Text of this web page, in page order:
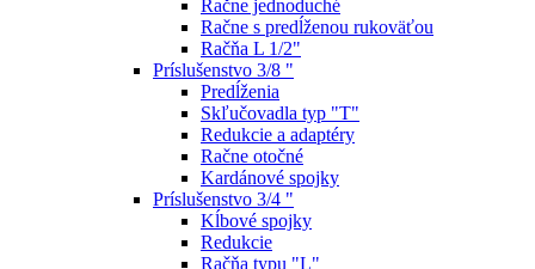
Račne jednoduché
Račne s predĺženou rukoväťou
Račňa L 1/2"
Príslušenstvo 3/8 "
Predĺženia
Skľučovadla typ "T"
Redukcie a adaptéry
Račne otočné
Kardánové spojky
Príslušenstvo 3/4 "
Kĺbové spojky
Redukcie
Račňa typu "L"